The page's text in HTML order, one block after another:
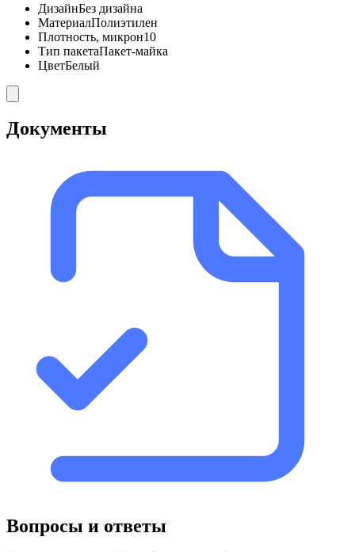
ДизайнБез дизайна
МатериалПолиэтилен
Плотность, микрон10
Тип пакетаПакет-майка
ЦветБелый
Документы
Вопросы и ответы